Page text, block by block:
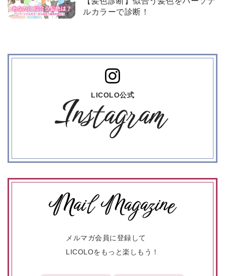
ルカラーで診断！
LICOLO公式
メルマガ会員に登録して
LICOLOをもっと楽しもう！